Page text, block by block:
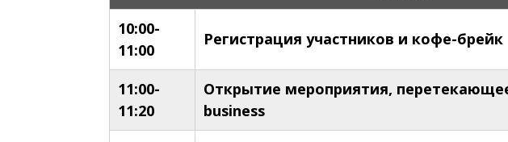
10:00-
11:00
Регистрация участников и кофе-брейк
11:00-
11:20
Открытие мероприятия,
business